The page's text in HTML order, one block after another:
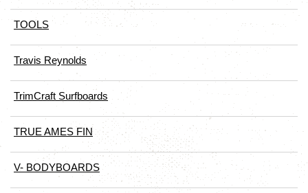
TOOLS
Travis Reynolds
TrimCraft Surfboards
TRUE AMES FIN
V- BODYBOARDS